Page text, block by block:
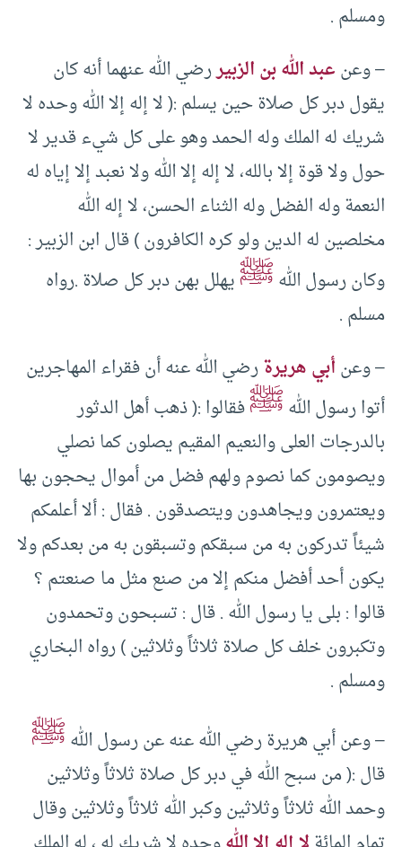
ومسلم .
– وعنعبد الله بن الزبيررضي الله عنهما أنه كان
يقول دبر كل صلاة حين يسلم :( لا إله إلا الله وحده لا
شريك له الملك وله الحمد وهو على كل شيء قدير لا
حول ولا قوة إلا بالله، لا إله إلا الله ولا نعبد إلا إياه له
النعمة وله الفضل وله الثناء الحسن، لا إله الله
مخلصين له الدين ولو كره الكافرون ) قال ابن الزبير :
وكان رسول اللهﷺيهلل بهن دبر كل صلاة .رواه
مسلم .
– وعنأبي هريرةرضي الله عنه أن فقراء المهاجرين
أتوا رسول اللهﷺفقالوا :( ذهب أهل الدثور
بالدرجات العلى والنعيم المقيم يصلون كما نصلي
ويصومون كما نصوم ولهم فضل من أموال يحجون بها
ويعتمرون ويجاهدون ويتصدقون . فقال : ألا أعلمكم
شيئاً تدركون به من سبقكم وتسبقون به من بعدكم ولا
يكون أحد أفضل منكم إلا من صنع مثل ما صنعتم ؟
قالوا : بلى يا رسول الله . قال : تسبحون وتحمدون
وتكبرون خلف كل صلاة ثلاثاً وثلاثين ) رواه البخاري
ومسلم .
– وعن أبي هريرة رضي الله عنه عن رسول اللهﷺ
قال :( من سبح الله في دبر كل صلاة ثلاثاً وثلاثين
وحمد الله ثلاثاً وثلاثين وكبر الله ثلاثاً وثلاثين وقال